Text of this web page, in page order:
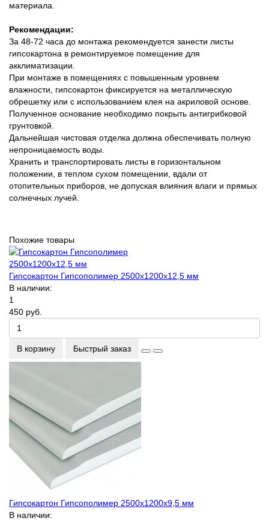
материала.
Рекомендации:
За 48-72 часа до монтажа рекомендуется занести листы
гипсокартона в ремонтируемое помещение для
акклиматизации.
При монтаже в помещениях с повышенным уровнем
влажности, гипсокартон фиксируется на металлическую
обрешетку или с использованием клея на акриловой основе.
Полученное основание необходимо покрыть антигрибковой
грунтовкой.
Дальнейшая чистовая отделка должна обеспечивать полную
непроницаемость воды.
Хранить и транспортировать листы в горизонтальном
положении, в теплом сухом помещении, вдали от
отопительных приборов, не допуская влияния влаги и прямых
солнечных лучей.
Похожие товары
Гипсокартон Гипсополимер 2500х1200х12,5 мм
В наличии:
1
450 руб.
В корзину Быстрый заказ
Гипсокартон Гипсополимер 2500х1200х9,5 мм
В наличии: